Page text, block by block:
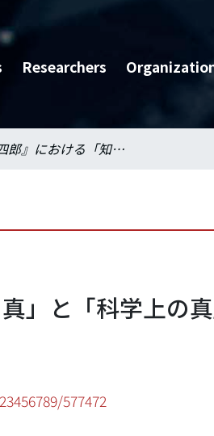
Researchers
『三四郎』における「知」の闘争―「文芸上の真」と「科学上の真」について
」と「科学上の
577472